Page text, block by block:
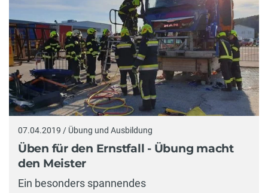
07.04.2019 / Übung und Ausbildung
Üben für den Ernstfall - Übung macht
den Meister
Ein besonders spannendes